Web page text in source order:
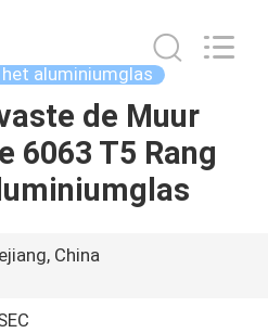
het aluminiumglas
de Muur
6063 T5 Rang
China